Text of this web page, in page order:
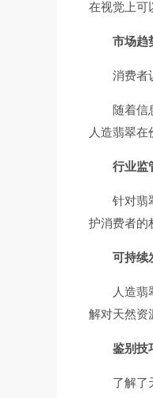
在视觉上可
市场趋
消费者
随着信
人造翡翠在
行业监
针对翡
护消费者的
可持续
人造翡
解对天然资
鉴别技
了解了